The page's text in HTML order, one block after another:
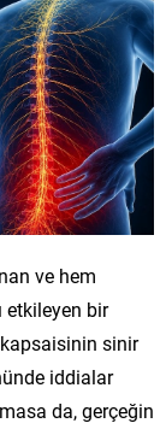
ve hem
etkileyen bir
sinir
iddialar
da, gerçeğin